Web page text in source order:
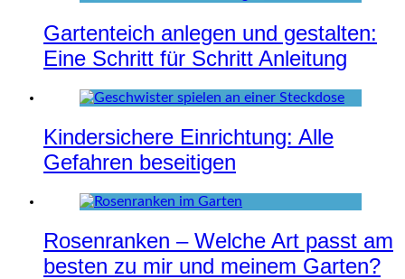
Gartenteich anlegen und gestalten:
Eine Schritt für Schritt Anleitung
Kindersichere Einrichtung: Alle
Gefahren beseitigen
Rosenranken – Welche Art passt am
besten zu mir und meinem Garten?